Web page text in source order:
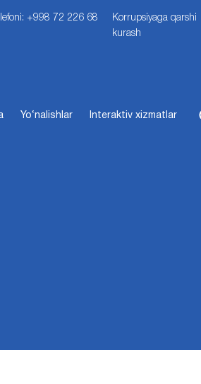
+998 72 226 68
Korrupsiyaga qarshi
kurash
Yo‘nalishlar Interaktiv xizmatlar